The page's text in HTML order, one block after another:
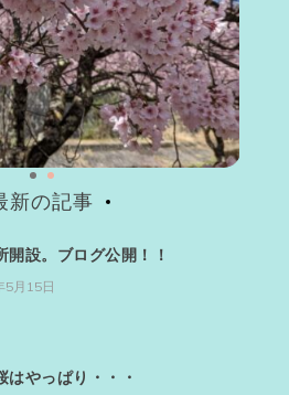
新の記事
開設。ブログ公開！！
5月15日
はやっぱり・・・